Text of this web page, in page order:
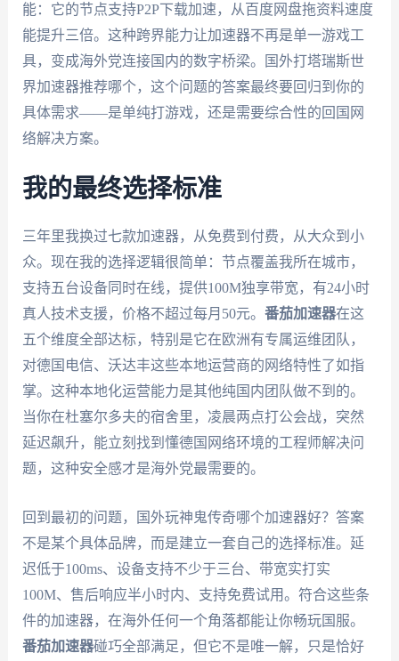
能：它的节点支持P2P下载加速，从百度网盘拖资料速度
能提升三倍。这种跨界能力让加速器不再是单一游戏工
具，变成海外党连接国内的数字桥梁。国外打塔瑞斯世
界加速器推荐哪个，这个问题的答案最终要回归到你的
具体需求——是单纯打游戏，还是需要综合性的回国网
络解决方案。
我的最终选择标准
三年里我换过七款加速器，从免费到付费，从大众到小
众。现在我的选择逻辑很简单：节点覆盖我所在城市，
支持五台设备同时在线，提供100M独享带宽，有24小时
真人技术支援，价格不超过每月50元。 番茄加速器在这
五个维度全部达标，特别是它在欧洲有专属运维团队，
对德国电信、沃达丰这些本地运营商的网络特性了如指
掌。这种本地化运营能力是其他纯国内团队做不到的。
当你在杜塞尔多夫的宿舍里，凌晨两点打公会战，突然
延迟飙升，能立刻找到懂德国网络环境的工程师解决问
题，这种安全感才是海外党最需要的。
回到最初的问题，国外玩神鬼传奇哪个加速器好？答案
不是某个具体品牌，而是建立一套自己的选择标准。延
迟低于100ms、设备支持不少于三台、带宽实打实
100M、售后响应半小时内、支持免费试用。符合这些条
件的加速器，在海外任何一个角落都能让你畅玩国服。
番茄加速器碰巧全部满足，但它不是唯一解，只是恰好